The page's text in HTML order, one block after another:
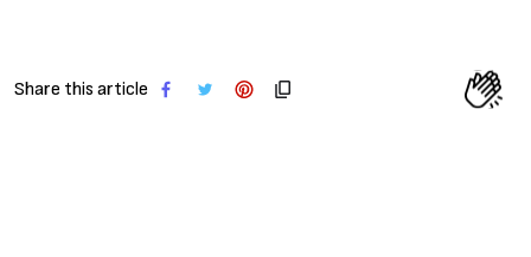
Share this article